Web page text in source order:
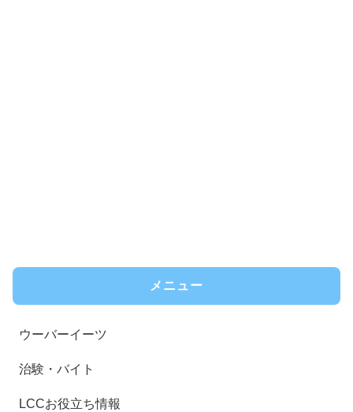
メニュー
ウーバーイーツ
治験・バイト
LCCお役立ち情報